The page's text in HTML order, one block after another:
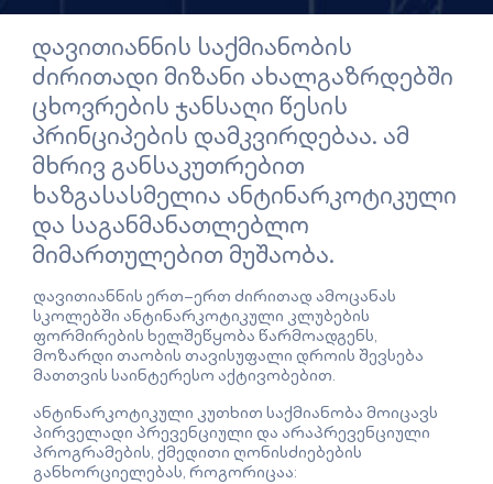
დავითიანნის საქმიანობის
ძირითადი მიზანი ახალგაზრდებში
ცხოვრების ჯანსაღი წესის
პრინციპების დამკვირდებაა. ამ
მხრივ განსაკუთრებით
ხაზგასასმელია ანტინარკოტიკული
და საგანმანათლებლო
მიმართულებით მუშაობა.
დავითიანნის ერთ–ერთ ძირითად ამოცანას
სკოლებში ანტინარკოტიკული კლუბების
ფორმირების ხელშეწყობა წარმოადგენს,
მოზარდი თაობის თავისუფალი დროის შევსება
მათთვის საინტერესო აქტივობებით.
ანტინარკოტიკული კუთხით საქმიანობა მოიცავს
პირველადი პრევენციული და არაპრევენციული
პროგრამების, ქმედითი ღონისძიებების
განხორციელებას, როგორიცაა: